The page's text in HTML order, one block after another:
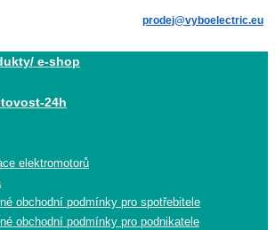
prodej@vyboelectric.eu
e-shop
24h
elektromotorů
obchodní podmínky pro spotřebitele
obchodní podmínky pro podnikatele